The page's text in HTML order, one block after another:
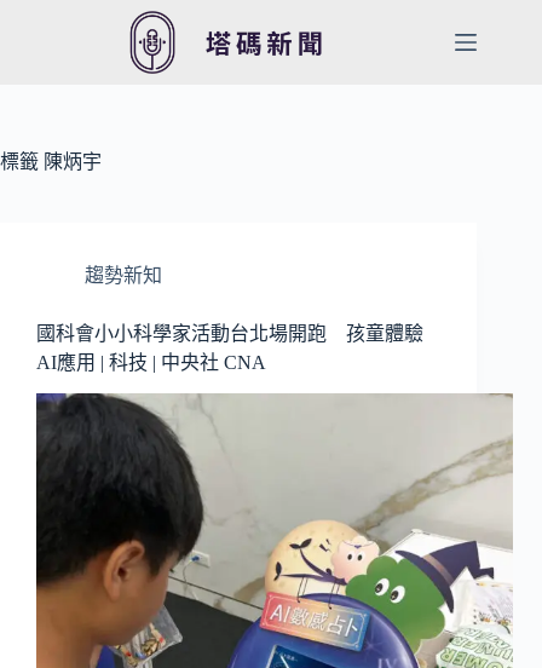
容
標籤 陳炳宇
趨勢新知
國科會小小科學家活動台北場開跑 孩童體驗
AI應用 | 科技 | 中央社 CNA